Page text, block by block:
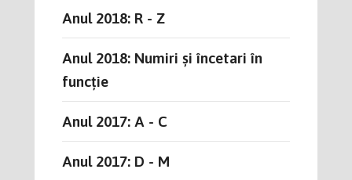
Anul 2018: R - Z
Anul 2018: Numiri și încetari în
funcție
Anul 2017: A - C
Anul 2017: D - M